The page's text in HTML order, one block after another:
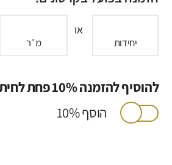
יחידות
או
מ״ר
להוסיף להזמנה 10% פחת לחיתוכים ותיקונים?
הוסף 10%